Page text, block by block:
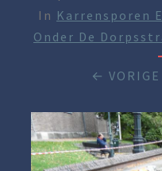
In Karrensporen
Onder De
← VORIGE